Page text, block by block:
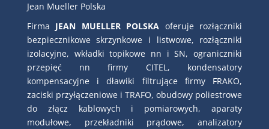
Jean Mueller Polska
Firma JEAN MUELLER POLSKA oferuje rozłączniki
bezpiecznikowe skrzynkowe i listwowe, rozłączniki
izolacyjne, wkładki topikowe nn i SN, ograniczniki
przepięć nn firmy CITEL, kondensatory
kompensacyjne i dławiki filtrujące firmy FRAKO,
zaciski przyłączeniowe i TRAFO, obudowy poliestrowe
do złącz kablowych i pomiarowych, aparaty
modułowe, przekładniki prądowe, analizatory